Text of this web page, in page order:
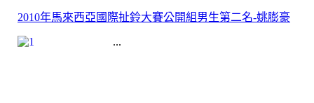
2010年馬來西亞國際扯鈴大賽公開組男生第二名-姚膨豪
...